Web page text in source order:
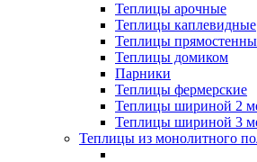
Теплицы арочные
Теплицы каплевидные
Теплицы
Теплицы домиком
Парники
Теплицы фермерские
Теплицы шириной 2
Теплицы шириной 3
Теплицы из монолитного